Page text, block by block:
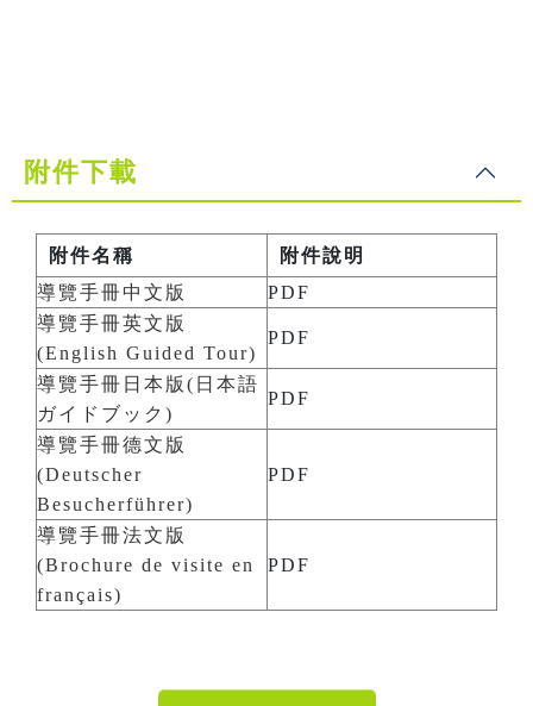
附件下載
附件名稱
附件說明
導覽手冊中文版
PDF
導覽手冊英文版
(English Guided Tour)
PDF
導覽手冊日本版(日本語
ガイドブック)
PDF
導覽手冊德文版
(Deutscher
Besucherführer)
PDF
導覽手冊法文版
(Brochure de visite en
français)
PDF